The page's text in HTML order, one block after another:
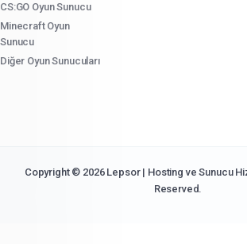
CS:GO Oyun Sunucu
Minecraft Oyun
Sunucu
Diğer Oyun Sunucuları
Copyright © 2026 Lepsor | Hosting ve Sunucu
Reserved.